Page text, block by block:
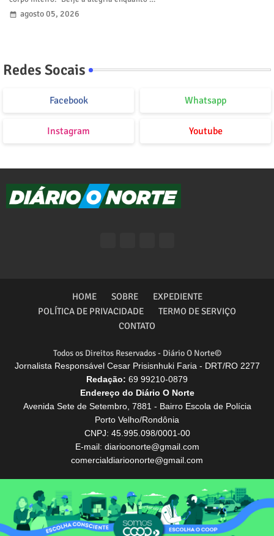
agosto 05, 2026
Redes Socais
Facebook Whatsapp
Instagram Youtube
Todos os Direitos Reservados - Diário O Norte©
Jornalista Responsável Cesar Prisisnhuki Faria - DRT/RO 2277
Redação: 69 99210-0879
Endereço do Diário O Norte
Avenida Sete de Setembro, 7881 - Bairro Escola de Polícia
Porto Velho/Rondônia
CNPJ: 45.995.098/0001-00
E-mail: diarioonorte@gmail.com
comercialdiarioonorte@gmail.com
HOME SOBRE
EXPEDIENTE
POLÍTICA DE PRIVACIDADE
TERMO DE SERVIÇO
CONTATO